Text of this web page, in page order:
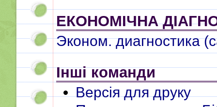
ЕКОНОМІЧНА
Эконом. диагностика
Інші команди
Версія для друку